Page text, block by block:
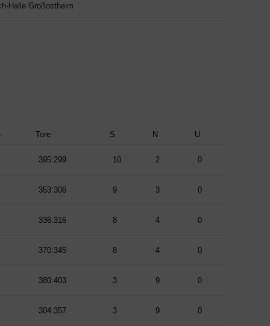
Halle Großostheim
Tore S N U
395:299 10 2 0
353:306 9 3 0
336:316 8 4 0
370:345 8 4 0
380:403 3 9 0
304:357 3 9 0